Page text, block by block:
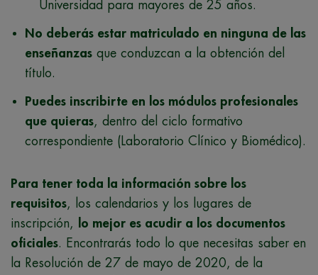
Universidad para mayores de 25 años.
No deberás estar matriculado en ninguna de las
enseñanzas que conduzcan a la obtención del
título.
Puedes inscribirte en los módulos profesionales
que quieras , dentro del ciclo formativo
correspondiente (Laboratorio Clínico y Biomédico).
Para tener toda la información sobre los
requisitos , los calendarios y los lugares de
inscripción,
lo mejor es acudir a los documentos
oficiales . Encontrarás todo lo que necesitas saber en
la Resolución de 27 de mayo de 2020, de la